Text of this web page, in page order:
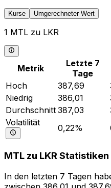
Kurse Umgerechneter Wert
1 MTL zu LKR
Metrik
Letzte 7
Tage
Hoch
387,69
Niedrig
386,01
Durchschnitt 387,03
Volatilität
0,22%
MTL zu LKR Statistiken
In den letzten 7 Tagen